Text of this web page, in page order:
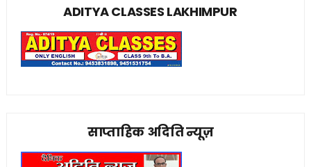
ADITYA CLASSES LAKHIMPUR
साप्ताहिक अदिति न्यूज़